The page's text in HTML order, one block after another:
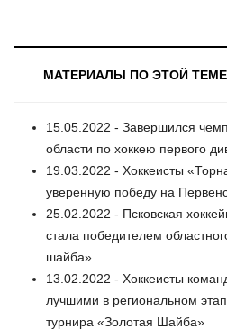
МАТЕРИАЛЫ ПО ЭТОЙ ТЕМЕ
15.05.2022 - Завершился
области по хоккею первого
19.03.2022 - Хоккеисты
уверенную победу на
25.02.2022 - Псковская
стала победителем
шайба»
13.02.2022 - Хоккеисты
лучшими в региональном
турнира «Золотая Шайба»